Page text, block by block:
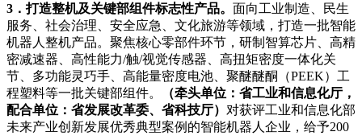
3．打造整机及关键部组件标志性产品。 面向工业制造、民生
服务、社会治理、安全应急、文化旅游等领域，打造一批智能
机器人整机产品。聚焦核心零部件环节，研制智算芯片、高精
密减速器、高性能力/触/视觉传感器、高扭矩密度一体化关
节、多功能灵巧手、高能量密度电池、聚醚醚酮（PEEK）工
程塑料等一批关键部组件。
（牵头单位：省工业和信息化厅，
配合单位：省发展改革委、省科技厅） 对获评工业和信息化部
未来产业创新发展优秀典型案例的智能机器人企业，给予200